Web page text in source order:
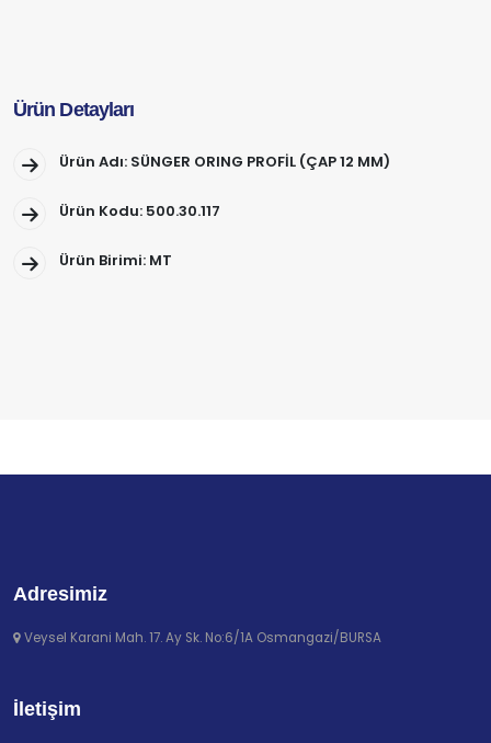
Ürün Detayları
Ürün Adı: SÜNGER ORING PROFİL (ÇAP 12 MM)
Ürün Kodu: 500.30.117
Ürün Birimi: MT
Adresimiz
Veysel Karani Mah. 17. Ay Sk. No:6/1A Osmangazi/BURSA
İletişim